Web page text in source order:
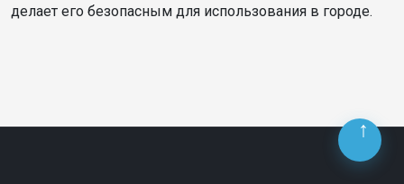
делает его безопасным для использования в городе.